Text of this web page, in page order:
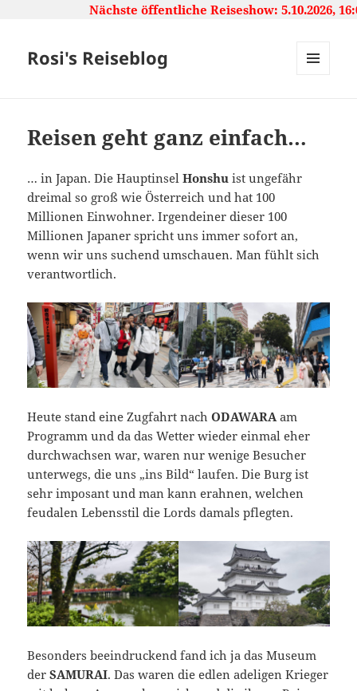
Nächste öffentliche Reiseshow: 5.10.2026,
Rosi's Reiseblog
Reisen geht ganz einfach…
… in Japan. Die HauptinselHonshuist ungefähr
dreimal so groß wie Österreich und hat 100
Millionen Einwohner. Irgendeiner dieser 100
Millionen Japaner spricht uns immer sofort an,
wenn wir uns suchend umschauen. Man fühlt sich
verantwortlich.
Heute stand eine Zugfahrt nachODAWARAam
Programm und da das Wetter wieder einmal eher
durchwachsen war, waren nur wenige Besucher
unterwegs, die uns „ins Bild“ laufen. Die Burg ist
sehr imposant und man kann erahnen, welchen
feudalen Lebensstil die Lords damals pflegten.
Besonders beeindruckend fand ich ja das Museum
derSAMURAI. Das waren die edlen adeligen Krieger